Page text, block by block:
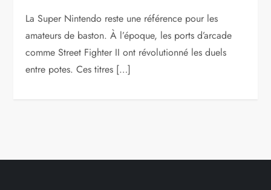
La Super Nintendo reste une référence pour les
amateurs de baston. À l’époque, les ports d’arcade
comme Street Fighter II ont révolutionné les duels
entre potes. Ces titres […]